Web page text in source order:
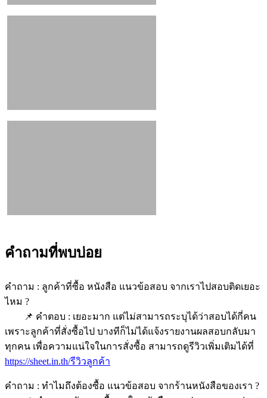
คำถามที่พบบ่อย
คำถาม : ลูกค้าที่ซื้อ หนังสือ แนวข้อสอบ จากเราไปสอบติดเยอะ
ไหม ?
📌 คำตอบ : เยอะมาก แต่ไม่สามารถระบุได้ว่าสอบได้กี่คน
เพราะลูกค้าที่สั่งซื้อไป บางทีก็ไม่ได้แจ้งรายงานผลสอบกลับมา
ทุกคน เพื่อความแน่ใจในการสั่งซื้อ สามารถดูรีวิวเพิ่มเติมได้ที่
https://sheet.in.th/รีวิวลูกค้า
คำถาม : ทำไมถึงต้องซื้อ แนวข้อสอบ จากร้านหนังสือของเรา ?